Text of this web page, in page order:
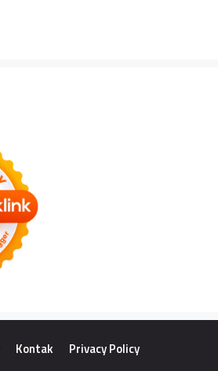
Kontak
Privacy Policy